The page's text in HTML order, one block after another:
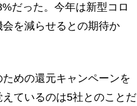
だった。今年は新型コロ
を減らせるとの期待か
めの還元キャンペーンを
ているのは5社とのことだ